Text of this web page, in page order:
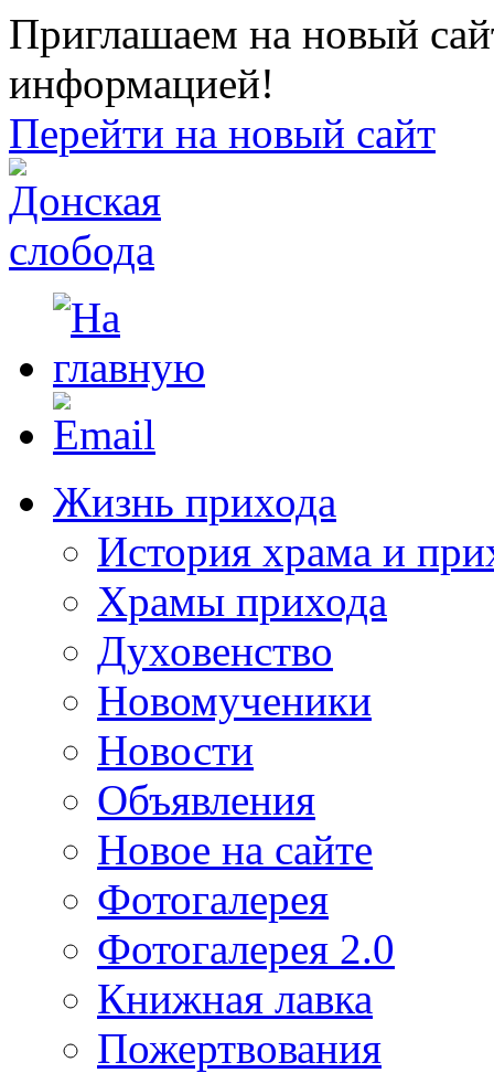
Приглашаем на новый
информацией!
Перейти на новый сайт
Жизнь прихода
История храма и
Храмы прихода
Духовенство
Новомученики
Новости
Объявления
Новое на сайте
Фотогалерея
Фотогалерея 2.0
Книжная лавка
Пожертвования